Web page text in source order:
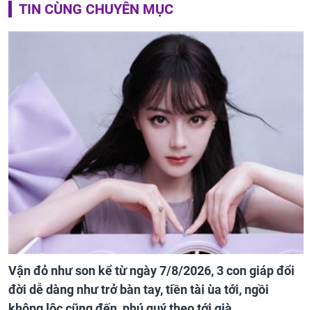
TIN CÙNG CHUYÊN MỤC
Vận đỏ như son kể từ ngày 7/8/2026, 3 con giáp đổi
đời dễ dàng như trở bàn tay, tiền tài ùa tới, ngồi